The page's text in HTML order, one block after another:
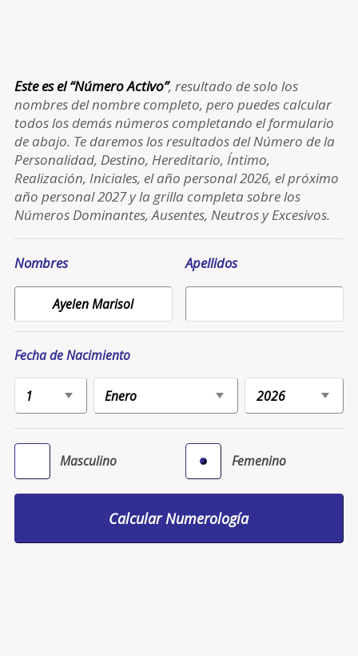
Este es el “Número Activo”, resultado de solo los
nombres del nombre completo, pero puedes calcular
todos los demás números completando el formulario
de abajo. Te daremos los resultados del Número de la
Personalidad, Destino, Hereditario, Íntimo,
Realización, Iniciales, el año personal 2026, el próximo
año personal 2027 y la grilla completa sobre los
Números Dominantes, Ausentes, Neutros y Excesivos.
Nombres Apellidos
Fecha de Nacimiento
Masculino Femenino